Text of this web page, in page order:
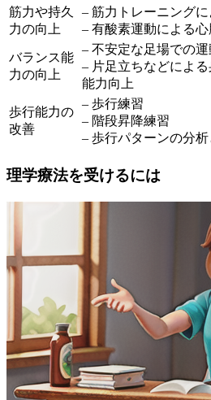
筋力や持久
力の向上
– 筋力トレーニング
– 有酸素運動による
バランス能
力の向上
– 不安定な足場での運
– 片足立ちなどによ
能力向上
歩行能力の
改善
– 歩行練習
– 階段昇降練習
– 歩行パターンの分
理学療法を受けるには